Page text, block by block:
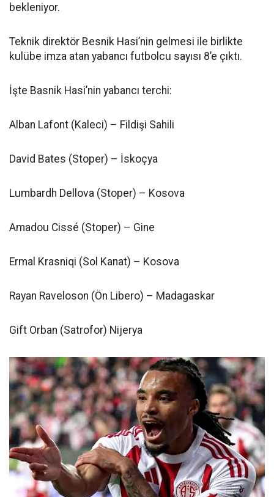
bekleniyor.
Teknik direktör Besnik Hasi’nin gelmesi ile birlikte
kulübe imza atan yabancı futbolcu sayısı 8’e çıktı.
İşte Basnik Hasi’nin yabancı terchi:
Alban Lafont (Kaleci) – Fildişi Sahili
David Bates (Stoper) – İskoçya
Lumbardh Dellova (Stoper) – Kosova
Amadou Cissé (Stoper) – Gine
Ermal Krasniqi (Sol Kanat) – Kosova
Rayan Raveloson (Ön Libero) – Madagaskar
Gift Orban (Satrofor) Nijerya